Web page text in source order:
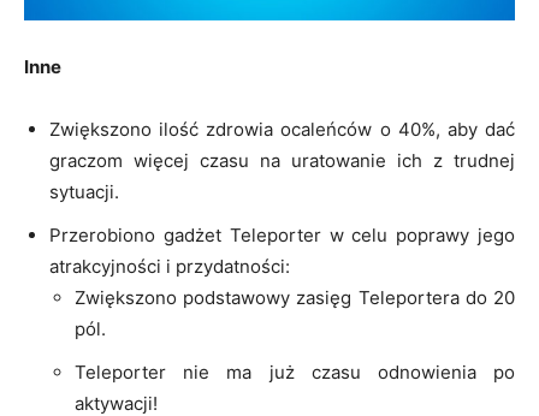
Inne
Zwiększono ilość zdrowia ocaleńców o 40%, aby dać
graczom więcej czasu na uratowanie ich z trudnej
sytuacji.
Przerobiono gadżet Teleporter w celu poprawy jego
atrakcyjności i przydatności:
Zwiększono podstawowy zasięg Teleportera do 20
pól.
Teleporter nie ma już czasu odnowienia po
aktywacji!